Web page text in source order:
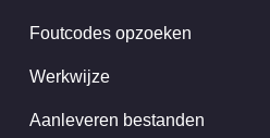
Foutcodes opzoeken
Werkwijze
Aanleveren bestanden